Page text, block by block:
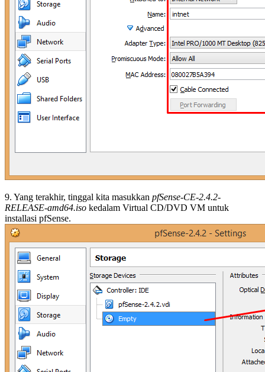
9. Yang terakhir, tinggal kita masukkan pfSense-CE-2.4.2-
RELEASE-amd64.iso kedalam Virtual CD/DVD VM untuk
installasi pfSense.